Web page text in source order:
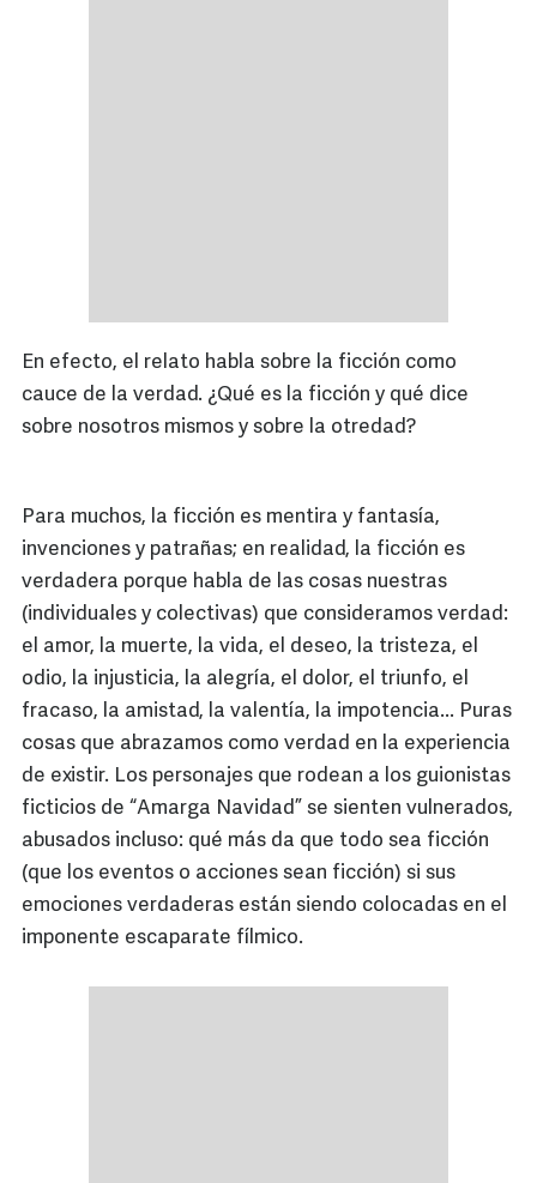
En efecto, el relato habla sobre la ficción como
cauce de la verdad. ¿Qué es la ficción y qué dice
sobre nosotros mismos y sobre la otredad?
Para muchos, la ficción es mentira y fantasía,
invenciones y patrañas; en realidad, la ficción es
verdadera porque habla de las cosas nuestras
(individuales y colectivas) que consideramos verdad:
el amor, la muerte, la vida, el deseo, la tristeza, el
odio, la injusticia, la alegría, el dolor, el triunfo, el
fracaso, la amistad, la valentía, la impotencia... Puras
cosas que abrazamos como verdad en la experiencia
de existir. Los personajes que rodean a los guionistas
ficticios de “Amarga Navidad” se sienten vulnerados,
abusados incluso: qué más da que todo sea ficción
(que los eventos o acciones sean ficción) si sus
emociones verdaderas están siendo colocadas en el
imponente escaparate fílmico.